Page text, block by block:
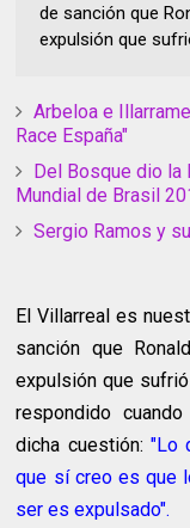
de sanción que
expulsión que
Arbeloa e
Race España"
Del Bosque dio la
Mundial de Brasil
Sergio Ramos y
El Villarreal es
sanción que
expulsión que
respondido
dicha cuestión:"Lo
que sí creo es que
ser es expulsado".